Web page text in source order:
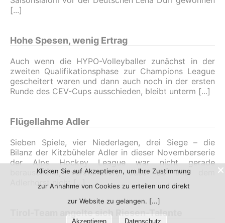
Hohe Spesen, wenig Ertrag
Auch wenn die HYPO-Volleyballer zunächst in der
zweiten Qualifikationsphase zur Champions League
gescheitert waren und dann auch noch in der ersten
Runde des CEV-Cups ausschieden, bleibt unterm
Flügellahme Adler
Sieben Spiele, vier Niederlagen, drei Siege – die
Bilanz der Kitzbüheler Adler in dieser Novemberserie
der Alps Hockey League war nicht gerade
berauschend, verständlich, dass da aus dem
Adlerhorst nicht
Tirol-Team angelte sich Riesen-Talente
Klicken Sie auf Akzeptieren, um Ihre Zustimmung
zur Annahme von Cookies zu erteilen und direkt
zur Website zu gelangen.
Akzeptieren Datenschutz